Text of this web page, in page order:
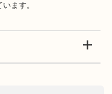
ます。